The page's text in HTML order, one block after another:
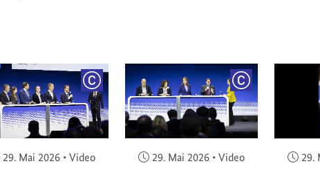
COPYRIGHT
Veröffentlicht am:
29. Mai 2026 • Video
COPYRIGHT
Veröffentlicht am:
29. Mai 2026 • Video 29.